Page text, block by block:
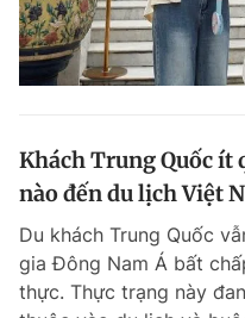
Khách Trung Quốc ít
nào đến du lịch Việt
Du khách Trung Quốc
gia Đông Nam Á bất
thực. Thực trạng này